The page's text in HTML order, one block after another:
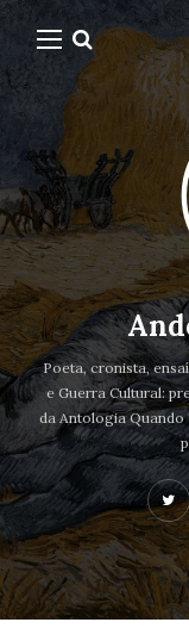
Poeta, cronista,
e Guerra Cultural:
da Antologia